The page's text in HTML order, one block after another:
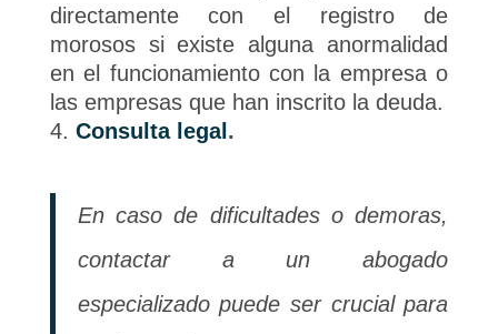
directamente con el registro de
morosos si existe alguna anormalidad
en el funcionamiento con la empresa o
las empresas que han inscrito la deuda.
Consulta legal.
En caso de dificultades o demoras,
contactar a un abogado
especializado puede ser crucial para